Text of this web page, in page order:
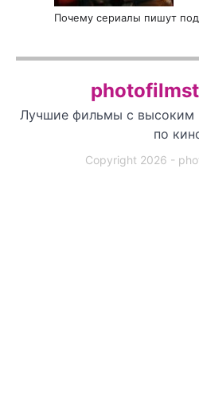
Почему сериалы пишут
Лучшие фильмы с высоким
по
Copyright 2026 -